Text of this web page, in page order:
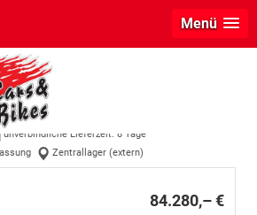
Menü
3,0 V6 TDI 4Motion R-Line - LAGER
unverbindliche Lieferzeit: 8 Tage
Zentrallager (extern)
84.280,– €